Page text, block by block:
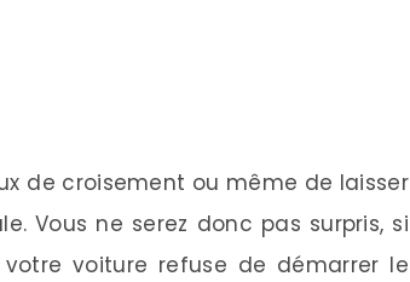
de croisement ou même de laisser
Vous ne serez donc pas surpris, si
voiture refuse de démarrer le